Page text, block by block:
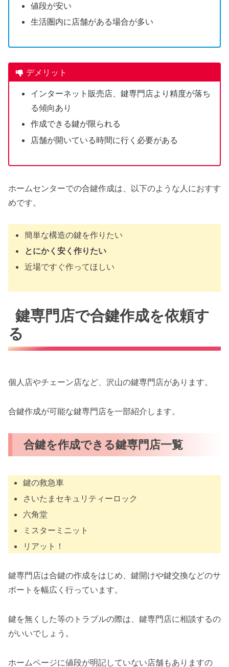
値段が安い
生活圏内に店舗がある場合が多い
デメリット
インターネット販売店、鍵専門店より精度が落ち
る傾向あり
作成できる鍵が限られる
店舗が開いている時間に行く必要がある
ホームセンターでの合鍵作成は、以下のような人におすす
めです。
簡単な構造の鍵を作りたい
とにかく安く作りたい
近場ですぐ作ってほしい
鍵専門店で合鍵作成を依頼す
る
個人店やチェーン店など、沢山の鍵専門店があります。
合鍵作成が可能な鍵専門店を一部紹介します。
合鍵を作成できる鍵専門店一覧
鍵の救急車
さいたまセキュリティーロック
六角堂
ミスターミニット
リアット！
鍵専門店は合鍵の作成をはじめ、鍵開けや鍵交換などのサ
ポートを幅広く行っています。
鍵を無くした等のトラブルの際は、鍵専門店に相談するの
がいいでしょう。
ホームページに値段が明記していない店舗もありますの